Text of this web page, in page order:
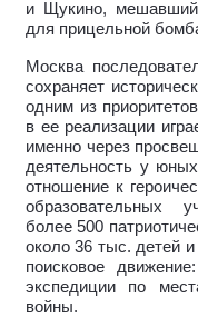
и Щукино, мешавший
для прицельной
Москва
сохраняет
одним из
в ее реализации
именно через
деятельность у
отношение к
образовательных
более 500
около 36 тыс. детей и
поисковое
экспедиции по
войны.